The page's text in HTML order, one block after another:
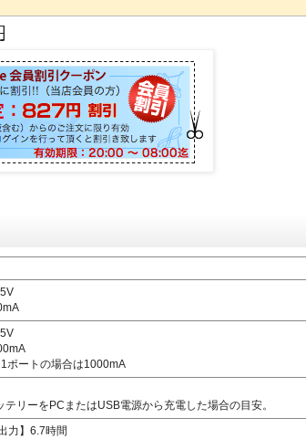
ポートの場合は1000mA
リーをPCまたはUSB電源から充電した場合の目安。
力】6.7時間